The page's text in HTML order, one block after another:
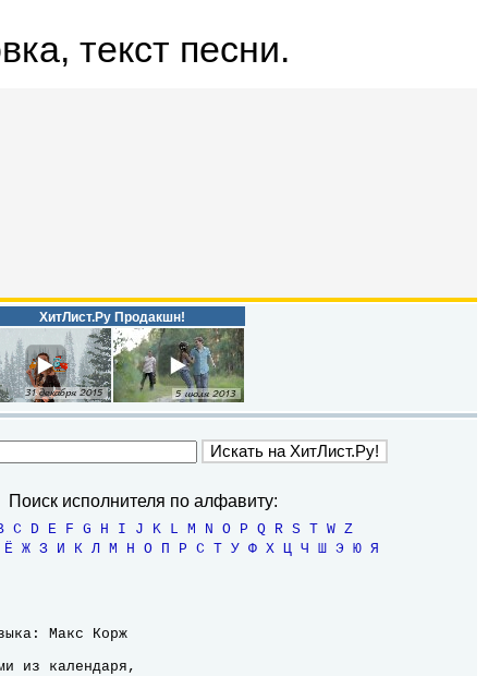
текст песни.
ХитЛист.Ру Продакшн!
Поиск исполнителя по алфавиту:
C D E F G H I J K L M N O P Q R S T W Z
Ё Ж З И К Л М Н О П Р С Т У Ф Х Ц Ч Ш Э Ю Я
из календаря,